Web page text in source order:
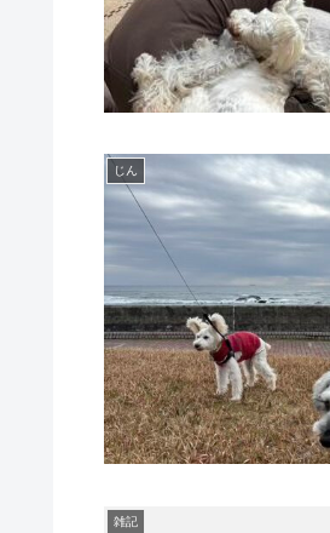
じん
雑記